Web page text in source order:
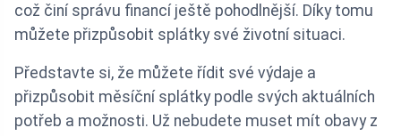
což činí správu financí ještě pohodlnější. Díky tomu
můžete přizpůsobit splátky své životní situaci.
Představte si, že můžete řídit své výdaje a
přizpůsobit měsíční splátky podle svých aktuálních
potřeb a možnosti. Už nebudete muset mít obavy z